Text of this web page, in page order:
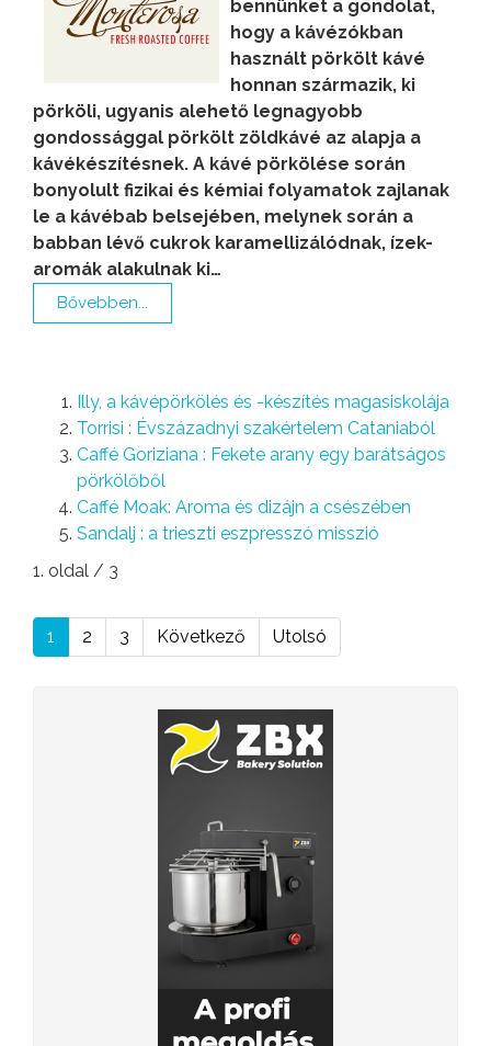
bennünket a gondolat,
hogy a kávézókban
használt pörkölt kávé
honnan származik, ki
pörköli, ugyanis alehető legnagyobb
gondossággal pörkölt zöldkávé az alapja a
kávékészítésnek. A kávé pörkölése során
bonyolult fizikai és kémiai folyamatok zajlanak
le a kávébab belsejében, melynek során a
babban lévő cukrok karamellizálódnak, ízek-
aromák alakulnak ki…
Bővebben...
Illy, a kávépörkölés és -készítés magasiskolája
Torrisi : Évszázadnyi szakértelem Cataniaból
Caffé Goriziana : Fekete arany egy barátságos
pörkölőből
Caffé Moak: Aroma és dizájn a csészében
Sandalj : a trieszti eszpresszó misszió
1. oldal / 3
1 2 3 Következő Utolsó